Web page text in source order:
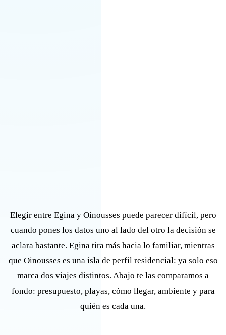
Elegir entre Egina y Oinousses puede parecer difícil, pero
cuando pones los datos uno al lado del otro la decisión se
aclara bastante. Egina tira más hacia lo familiar, mientras
que Oinousses es una isla de perfil residencial: ya solo eso
marca dos viajes distintos. Abajo te las comparamos a
fondo: presupuesto, playas, cómo llegar, ambiente y para
quién es cada una.